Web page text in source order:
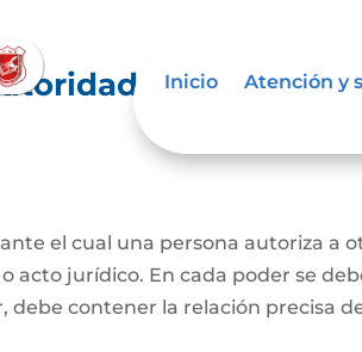
Inicio Atención y
que lo
el cual una persona autoriza a
acto jurídico. En cada poder se
debe contener la relación precisa